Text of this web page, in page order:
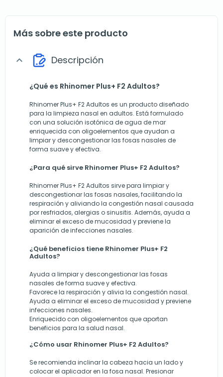
Más sobre este producto
expand_more Descripción
¿Qué es Rhinomer Plus+ F2 Adultos?
Rhinomer Plus+ F2 Adultos es un producto diseñado
para la limpieza nasal en adultos. Está formulado
con una solución isotónica de agua de mar
enriquecida con oligoelementos que ayudan a
limpiar y descongestionar las fosas nasales de
forma suave y efectiva.
¿Para qué sirve Rhinomer Plus+ F2 Adultos?
Rhinomer Plus+ F2 Adultos sirve para limpiar y
descongestionar las fosas nasales, facilitando la
respiración y aliviando la congestión nasal causada
por resfriados, alergias o sinusitis. Además, ayuda a
eliminar el exceso de mucosidad y previene la
aparición de infecciones nasales.
¿Qué beneficios tiene Rhinomer Plus+ F2
Adultos?
Ayuda a limpiar y descongestionar las fosas
nasales de forma suave y efectiva.
Favorece la respiración y alivia la congestión nasal.
Ayuda a eliminar el exceso de mucosidad y previene
infecciones nasales.
Enriquecido con oligoelementos que aportan
beneficios para la salud nasal.
¿Cómo usar Rhinomer Plus+ F2 Adultos?
Se recomienda inclinar la cabeza hacia un lado y
colocar el aplicador en la fosa nasal. Presionar